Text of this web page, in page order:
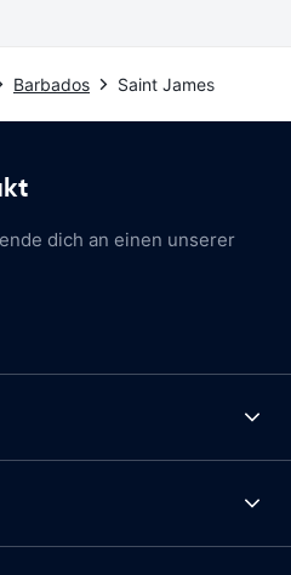
Barbados Saint James
dich an einen unserer